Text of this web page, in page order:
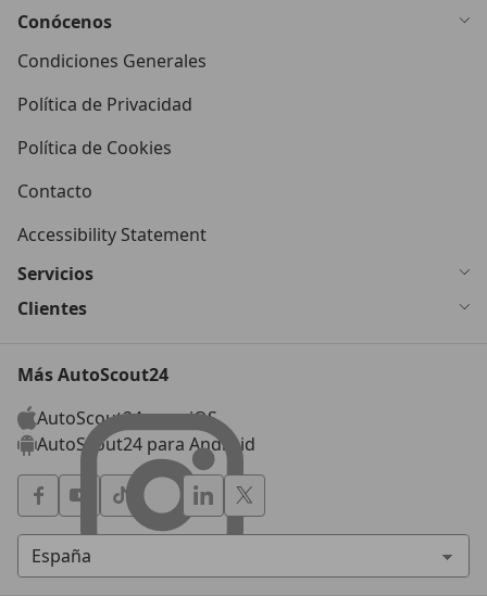
Conócenos
Condiciones Generales
Política de Privacidad
Política de Cookies
Contacto
Accessibility Statement
Servicios
Clientes
Más AutoScout24
AutoScout24 para iOS
AutoScout24 para Android